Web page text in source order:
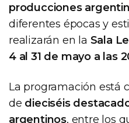
producciones
diferentes épocas y
realizarán en la Sala
4 al 31 de mayo a las
La programación está
de dieciséis
argentinos, entre los